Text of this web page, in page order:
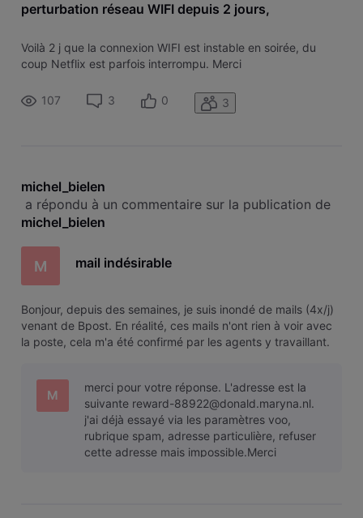
perturbation réseau WIFI depuis 2 jours,
Voilà 2 j que la connexion WIFI est instable en soirée, du
coup Netflix est parfois interrompu. Merci
107 3 0 3
michel_bielen
a répondu à un commentaire sur la publication de
michel_bielen
M mail indésirable
Bonjour, depuis des semaines, je suis inondé de mails (4x/j)
venant de Bpost. En réalité, ces mails n'ont rien à voir avec
la poste, cela m'a été confirmé par les agents y travaillant.
fonctio
M
merci pour votre réponse. L'adresse est la
suivante reward-88922@donald.maryna.nl.
j'ai déjà essayé via les paramètres voo,
rubrique spam, adresse particulière, refuser
cette adresse mais impossible.Merci